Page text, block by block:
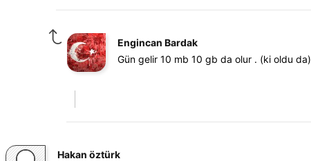
Engincan Bardak
Gün gelir 10 mb 10 gb da olur . (ki oldu da)
Hakan öztürk